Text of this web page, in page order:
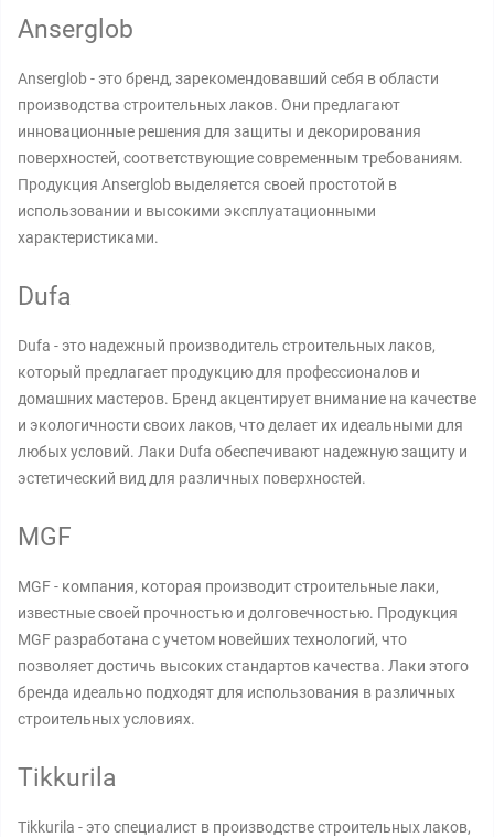
Anserglob
Anserglob - это бренд, зарекомендовавший себя в области
производства строительных лаков. Они предлагают
инновационные решения для защиты и декорирования
поверхностей, соответствующие современным требованиям.
Продукция Anserglob выделяется своей простотой в
использовании и высокими эксплуатационными
характеристиками.
Dufa
Dufa - это надежный производитель строительных лаков,
который предлагает продукцию для профессионалов и
домашних мастеров. Бренд акцентирует внимание на качестве
и экологичности своих лаков, что делает их идеальными для
любых условий. Лаки Dufa обеспечивают надежную защиту и
эстетический вид для различных поверхностей.
MGF
MGF - компания, которая производит строительные лаки,
известные своей прочностью и долговечностью. Продукция
MGF разработана с учетом новейших технологий, что
позволяет достичь высоких стандартов качества. Лаки этого
бренда идеально подходят для использования в различных
строительных условиях.
Tikkurila
Tikkurila - это специалист в производстве строительных лаков,